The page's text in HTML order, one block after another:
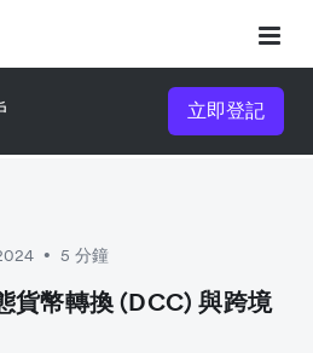
立即登記
• 5 分鐘
貨幣轉換 (DCC) 與跨境
短片